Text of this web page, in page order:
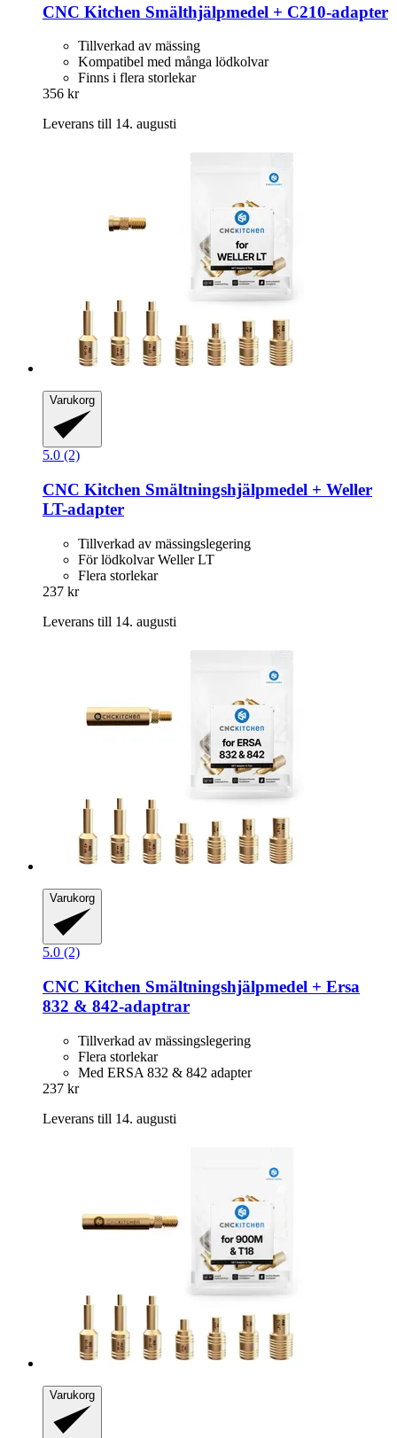
CNC Kitchen Smälthjälpmedel + C210-​adapter
Tillverkad av mässing
Kompatibel med många lödkolvar
Finns i flera storlekar
356 kr
Leverans till 14. augusti
Varukorg
5.0 (2)
CNC Kitchen Smältningshjälpmedel + Weller
LT-​adapter
Tillverkad av mässingslegering
För lödkolvar Weller LT
Flera storlekar
237 kr
Leverans till 14. augusti
Varukorg
5.0 (2)
CNC Kitchen Smältningshjälpmedel + Ersa
832 & 842-​adaptrar
Tillverkad av mässingslegering
Flera storlekar
Med ERSA 832 & 842 adapter
237 kr
Leverans till 14. augusti
Varukorg